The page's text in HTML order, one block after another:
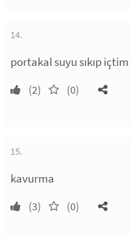
14.
portakal suyu sıkıp içtim
(2) (0)
15.
kavurma
(3) (0)